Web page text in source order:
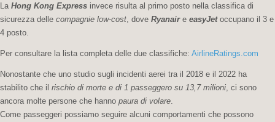
La Hong Kong Express invece risulta al primo posto nella classifica di
sicurezza delle compagnie low-cost , dove Ryanaire easyJetoccupano il 3 e
4 posto.
Per consultare la lista completa delle due classifiche: AirlineRatings.com
Nonostante che uno studio sugli incidenti aerei tra il 2018 e il 2022 ha
stabilito che il rischio di morte e di 1 passeggero su 13,7 milioni , ci sono
ancora molte persone che hanno paura di volare
Come passeggeri possiamo seguire alcuni comportamenti che possono